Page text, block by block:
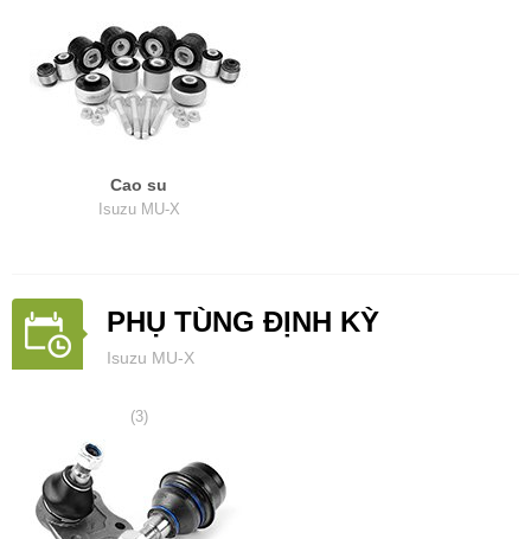
Cao su
Isuzu MU-X
PHỤ TÙNG ĐỊNH KỲ
Isuzu MU-X
(3)